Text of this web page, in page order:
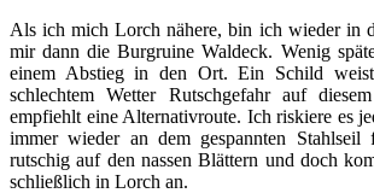
Als ich mich Lorch nähere, bin ich wieder in
mir dann die Burgruine Waldeck. Wenig
einem Abstieg in den Ort. Ein Schild
schlechtem Wetter Rutschgefahr auf
empfiehlt eine Alternativroute. Ich riskiere es
immer wieder an dem gespannten Stahlseil
rutschig auf den nassen Blättern und doch
schließlich in Lorch an.